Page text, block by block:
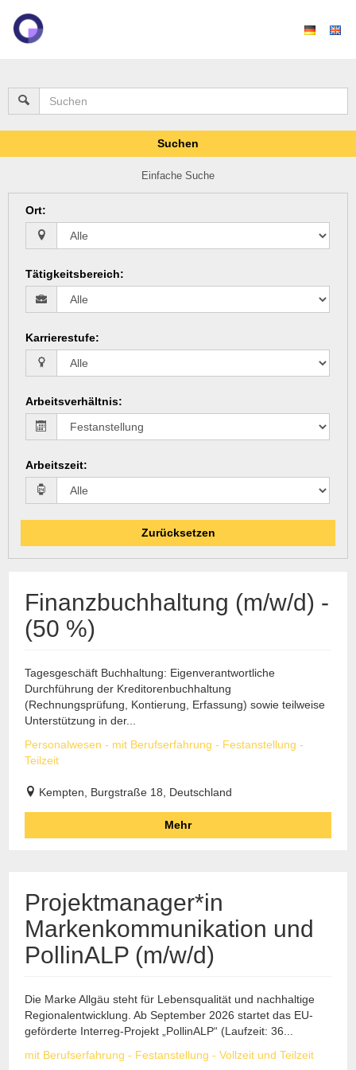
Suchen
Einfache Suche
Ort:
Tätigkeitsbereich:
Karrierestufe:
Arbeitsverhältnis:
Arbeitszeit:
Zurücksetzen
Finanzbuchhaltung (m/w/d) -
(50 %)
Tagesgeschäft Buchhaltung: Eigenverantwortliche
Durchführung der Kreditorenbuchhaltung
(Rechnungsprüfung, Kontierung, Erfassung) sowie teilweise
Unterstützung in der...
Personalwesen - mit Berufserfahrung - Festanstellung -
Teilzeit
Kempten, Burgstraße 18, Deutschland
Mehr
Projektmanager*in
Markenkommunikation und
PollinALP (m/w/d)
Die Marke Allgäu steht für Lebensqualität und nachhaltige
Regionalentwicklung. Ab September 2026 startet das EU-
geförderte Interreg-Projekt „PollinALP“ (Laufzeit: 36...
mit Berufserfahrung - Festanstellung - Vollzeit und Teilzeit